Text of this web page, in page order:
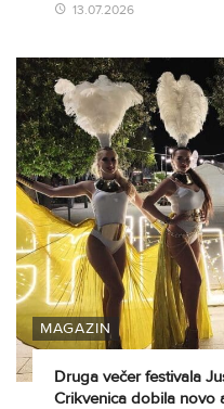
13.07.2026
MAGAZIN
Druga večer festivala
Crikvenica dobila novo